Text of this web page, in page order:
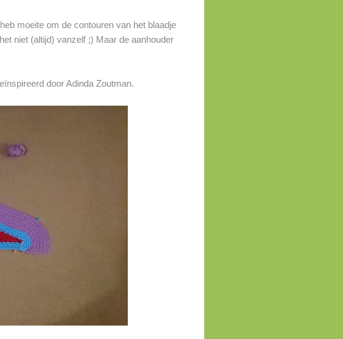
moeite om de contouren van het blaadje
niet (altijd) vanzelf ;) Maar de aanhouder
door Adinda Zoutman.